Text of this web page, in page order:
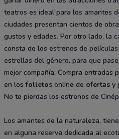
teatros es ideal para los amantes
ciudades presentan cientos de
gustos y edades. Por otro lado, la
consta de los estrenos de
estrellas del género, para que
mejor compañía. Compra entradas
en losfolletos online de ofertas y
No te pierdas los estrenos de
Los amantes de la naturaleza,
en alguna reserva dedicada al